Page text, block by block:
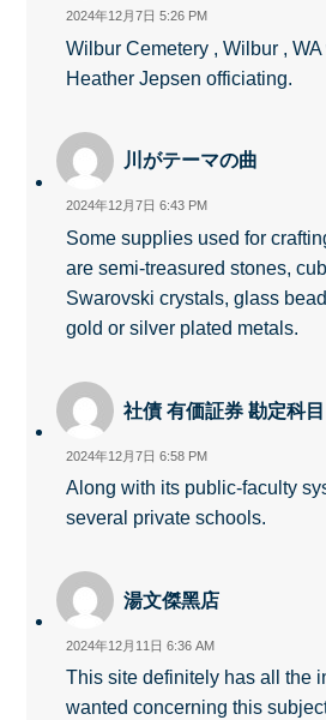
2024年12月7日 5:26 PM
Wilbur Cemetery , Wilbur ,
Heather Jepsen officiating.
川がテーマの曲
2024年12月7日 6:43 PM
Some supplies used for
are semi-treasured stones,
Swarovski crystals, glass
gold or silver plated metals.
社債 有価証券 勘定科目
2024年12月7日 6:58 PM
Along with its public-faculty
several private schools.
湯文傑黑店
2024年12月11日 6:36 AM
This site definitely has all the
wanted concerning this